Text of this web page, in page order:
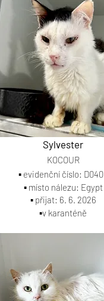
Sylvester
▪️ evidenční číslo: D040
▪️ místo nálezu: Egypt
▪️ přijat: 6. 6. 2026
▪️v karanténě
KOCOUR